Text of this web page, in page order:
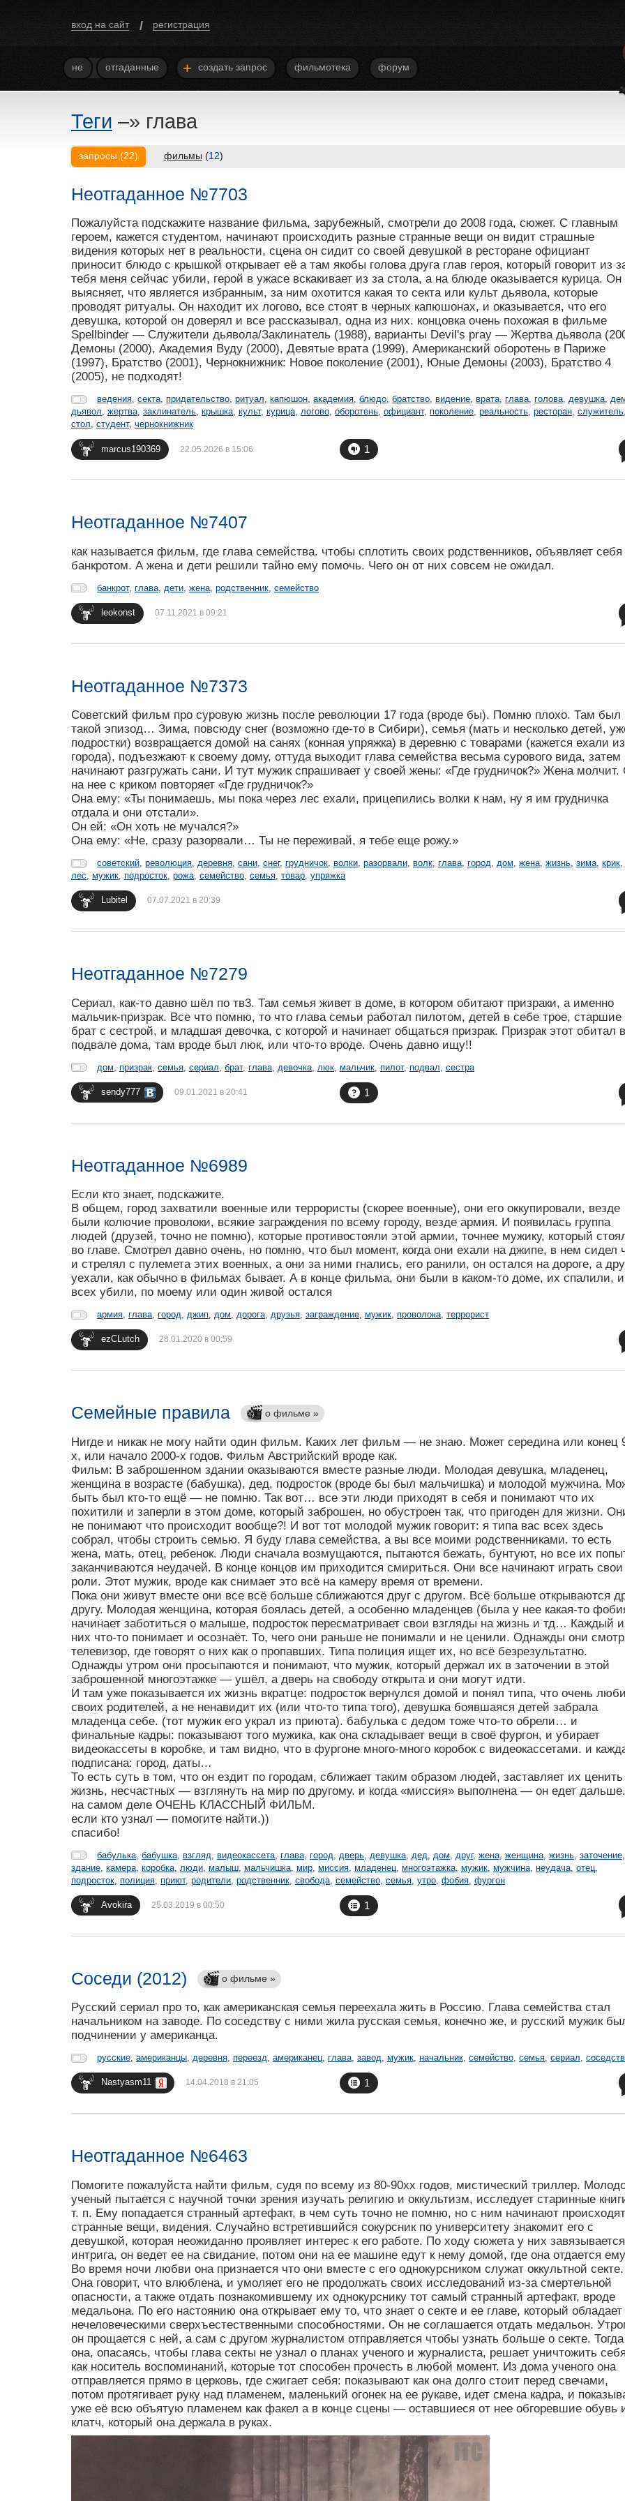
вход на сайт / регистрация
не отгаданные + создать запрос фильмотека форум
Теги –» глава
запросы (22) фильмы (12)
Неотгаданное №7703
Пожалуйста подскажите название фильма, зарубежный, смотрели до 2008 года, сюжет. С главным
героем, кажется студентом, начинают происходить разные странные вещи он видит страшные
видения которых нет в реальности, сцена он сидит со своей девушкой в ресторане официант
приносит блюдо с крышкой открывает её а там якобы голова друга глав героя, который говорит из
тебя меня сейчас убили, герой в ужасе вскакивает из за стола, а на блюде оказывается курица. Он
выясняет, что является избранным, за ним охотится какая то секта или культ дьявола, которые
проводят ритуалы. Он находит их логово, все стоят в черных капюшонах, и оказывается, что его
девушка, которой он доверял и все рассказывал, одна из них. концовка очень похожая в фильме
Spellbinder — Служители дьявола/Заклинатель (1988), варианты Devil's pray — Жертва дьявола
Демоны (2000), Академия Вуду (2000), Девятые врата (1999), Американский оборотень в Париже
(1997), Братство (2001), Чернокнижник: Новое поколение (2001), Юные Демоны (2003), Братство 4
(2005), не подходят!
ведения, секта, придательство, ритуал, капюшон, академия, блюдо, братство, видение, врата, глава, голова, девушка,
дьявол, жертва, заклинатель, крышка, культ, курица, логово, оборотень, официант, поколение, реальность, ресторан, служитель,
стол, студент, чернокнижник
marcus190369 22.05.2026 в 15:06 1
Неотгаданное №7407
как называется фильм, где глава семейства. чтобы сплотить своих родственников, объявляет себя
банкротом. А жена и дети решили тайно ему помочь. Чего он от них совсем не ожидал.
банкрот, глава дети жена родственник семейство
leokonst 07.11.2021 в 09:21
Неотгаданное №7373
Советский фильм про суровую жизнь после революции 17 года (вроде бы). Помню плохо. Там был
такой эпизод… Зима, повсюду снег (возможно где-то в Сибири), семья (мать и несколько детей,
подростки) возвращается домой на санях (конная упряжка) в деревню с товарами (кажется ехали из
города), подъезжают к своему дому, оттуда выходит глава семейства весьма сурового вида, затем
начинают разгружать сани. И тут мужик спрашивает у своей жены: «Где грудничок?» Жена молчит.
на нее с криком повторяет «Где грудничок?»
Она ему: «Ты понимаешь, мы пока через лес ехали, прицепились волки к нам, ну я им грудничка
отдала и они отстали».
Он ей: «Он хоть не мучался?»
Она ему: «Не, сразу разорвали… Ты не переживай, я тебе еще рожу.»
советский, революция, деревня, сани, снег, грудничок, волки, разорвали, волк, глава, город, дом, жена, жизнь, зима, крик,
лес, мужик, подросток, рожа, семейство, семья, товар, упряжка
Lubitel 07.07.2021 в 20:39
Неотгаданное №7279
Сериал, как-то давно шёл по тв3. Там семья живет в доме, в котором обитают призраки, а именно
мальчик-призрак. Все что помню, то что глава семьи работал пилотом, детей в себе трое, старшие
брат с сестрой, и младшая девочка, с которой и начинает общаться призрак. Призрак этот обитал в
подвале дома, там вроде был люк, или что-то вроде. Очень давно ищу!!
дом призрак семья сериал брат, глава девочка люк мальчик пилот, подвал сестра
sendy777 09.01.2021 в 20:41 1
Неотгаданное №6989
Если кто знает, подскажите.
В общем, город захватили военные или террористы (скорее военные), они его оккупировали, везде
были колючие проволоки, всякие заграждения по всему городу, везде армия. И появилась группа
людей (друзей, точно не помню), которые противостояли этой армии, точнее мужику, который
во главе. Смотрел давно очень, но помню, что был момент, когда они ехали на джипе, в нем сидел
и стрелял с пулемета этих военных, а они за ними гнались, его ранили, он остался на дороге, а
уехали, как обычно в фильмах бывает. А в конце фильма, они были в каком-то доме, их спалили, и
всех убили, по моему или один живой остался
армия, глава, город, джип, дом, дорога, друзья, заграждение, мужик, проволока, террорист
ezCLutch 28.01.2020 в 00:59
Семейные правила о фильме »
Нигде и никак не могу найти один фильм. Каких лет фильм — не знаю. Может середина или конец
х, или начало 2000-х годов. Фильм Австрийский вроде как.
Фильм: В заброшенном здании оказываются вместе разные люди. Молодая девушка, младенец,
женщина в возрасте (бабушка), дед, подросток (вроде бы был мальчишка) и молодой мужчина.
быть был кто-то ещё — не помню. Так вот… все эти люди приходят в себя и понимают что их
похитили и заперли в этом доме, который заброшен, но обустроен так, что пригоден для жизни.
не понимают что происходит вообще?! И вот тот молодой мужик говорит: я типа вас всех здесь
собрал, чтобы строить семью. Я буду глава семейства, а вы все моими родственниками. то есть
жена, мать, отец, ребенок. Люди сначала возмущаются, пытаются бежать, бунтуют, но все их
заканчиваются неудачей. В конце концов им приходится смириться. Они все начинают играть свои
роли. Этот мужик, вроде как снимает это всё на камеру время от времени.
Пока они живут вместе они все всё больше сближаются друг с другом. Всё больше открываются
другу. Молодая женщина, которая боялась детей, а особенно младенцев (была у нее какая-то
начинает заботиться о малыше, подросток пересматривает свои взгляды на жизнь и тд… Каждый
них что-то понимает и осознаёт. То, чего они раньше не понимали и не ценили. Однажды они
телевизор, где говорят о них как о пропавших. Типа полиция ищет их, но всё безрезультатно.
Однажды утром они просыпаются и понимают, что мужик, который держал их в заточении в этой
заброшенной многоэтажке — ушёл, а дверь на свободу открыта и они могут идти.
И там уже показывается их жизнь вкратце: подросток вернулся домой и понял типа, что очень
своих родителей, а не ненавидит их (или что-то типа того), девушка боявшаяся детей забрала
младенца себе. (тот мужик его украл из приюта). бабулька с дедом тоже что-то обрели… и
финальные кадры: показывают того мужика, как она складывает вещи в своё фургон, и убирает
видеокассеты в коробке, и там видно, что в фургоне много-много коробок с видеокассетами. и
подписана: город, даты…
То есть суть в том, что он ездит по городам, сближает таким образом людей, заставляет их ценить
жизнь, несчастных — взглянуть на мир по другому. и когда «миссия» выполнена — он едет дальше.
на самом деле ОЧЕНЬ КЛАССНЫЙ ФИЛЬМ.
если кто узнал — помогите найти.))
спасибо!
бабулька бабушка взгляд видеокассета глава город дверь девушка дед дом друг, жена женщина жизнь заточение
здание камера коробка люди малыш мальчишка мир миссия младенец многоэтажка мужик мужчина неудача отец
подросток полиция приют, родители родственник свобода семейство семья утро фобия фургон
Avokira 25.03.2019 в 00:50 1
Соседи (2012) о фильме »
Русский сериал про то, как американская семья переехала жить в Россию. Глава семейства стал
начальником на заводе. По соседству с ними жила русская семья, конечно же, и русский мужик
подчинении у американца.
русские, американцы, деревня, переезд, американец, глава, завод, мужик, начальник, семейство, семья, сериал,
Nastyasm11 14.04.2018 в 21:05 1
Неотгаданное №6463
Помогите пожалуйста найти фильм, судя по всему из 80-90хх годов, мистический триллер.
ученый пытается с научной точки зрения изучать религию и оккультизм, исследует старинные
т. п. Ему попадается странный артефакт, в чем суть точно не помню, но с ним начинают происходят
странные вещи, видения. Случайно встретившийся сокурсник по университету знакомит его с
девушкой, которая неожиданно проявляет интерес к его работе. По ходу сюжета у них завязывается
интрига, он ведет ее на свидание, потом они на ее машине едут к нему домой, где она отдается
Во время ночи любви она признается что они вместе с его однокурсником служат оккультной секте.
Она говорит, что влюблена, и умоляет его не продолжать своих исследований из-за смертельной
опасности, а также отдать познакомившему их однокурснику тот самый странный артефакт, вроде
медальона. По его настоянию она открывает ему то, что знает о секте и ее главе, который обладает
нечеловеческими сверхъестественными способностями. Он не соглашается отдать медальон.
он прощается с ней, а сам с другом журналистом отправляется чтобы узнать больше о секте. Тогда
она, опасаясь, чтобы глава секты не узнал о планах ученого и журналиста, решает уничтожить себя
как носитель воспоминаний, которые тот способен прочесть в любой момент. Из дома ученого она
отправляется прямо в церковь, где сжигает себя: показывают как она долго стоит перед свечами,
потом протягивает руку над пламенем, маленький огонек на ее рукаве, идет смена кадра, и
уже её всю объятую пламенем как факел а в конце сцены — оставшиеся от нее обгоревшие обувь
клатч, который она держала в руках.